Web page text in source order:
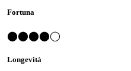
Fortuna
⬤⬤⬤⬤◯
Longevità